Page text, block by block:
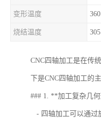
变形温度 360
烧结温度 305
CNC四轴加工是在传
下是CNC四轴加工的
### 1. **加工复杂几
- 四轴加工可以通过